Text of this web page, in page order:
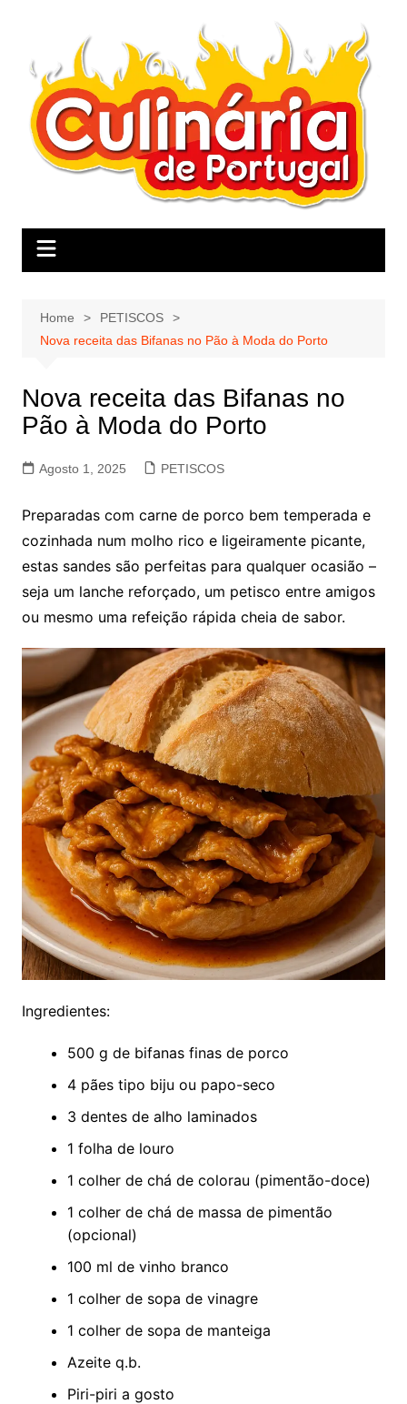
Home
PETISCOS
Nova receita das Bifanas no Pão à Moda do Porto
Nova receita das Bifanas no
Pão à Moda do Porto
Agosto 1, 2025 PETISCOS
Preparadas com carne de porco bem temperada e
cozinhada num molho rico e ligeiramente picante,
estas sandes são perfeitas para qualquer ocasião –
seja um lanche reforçado, um petisco entre amigos
ou mesmo uma refeição rápida cheia de sabor.
Ingredientes:
500 g de bifanas finas de porco
4 pães tipo biju ou papo-seco
3 dentes de alho laminados
1 folha de louro
1 colher de chá de colorau (pimentão-doce)
1 colher de chá de massa de pimentão
(opcional)
100 ml de vinho branco
1 colher de sopa de vinagre
1 colher de sopa de manteiga
Azeite q.b.
Piri-piri a gosto